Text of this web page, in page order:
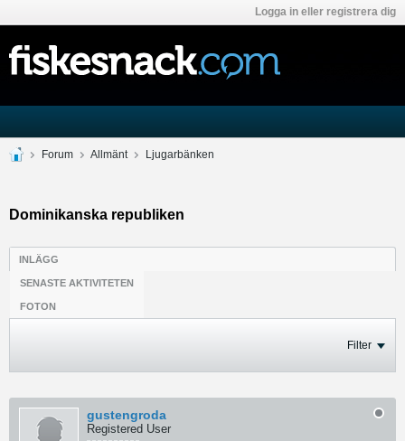
Logga in eller registrera dig
Forum Allmänt Ljugarbänken
Dominikanska republiken
INLÄGG
SENASTE AKTIVITETEN
FOTON
Filter
gustengroda
Registered User